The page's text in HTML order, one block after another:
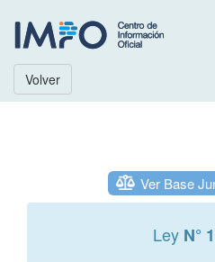
Volver
Ver Base
Ley N°